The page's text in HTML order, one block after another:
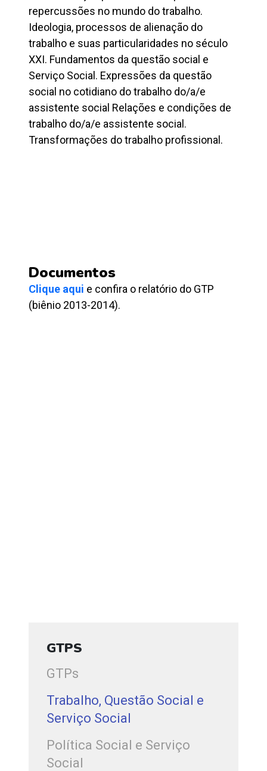
repercussões no mundo do trabalho.
Ideologia, processos de alienação do
trabalho e suas particularidades no século
XXI. Fundamentos da questão social e
Serviço Social. Expressões da questão
social no cotidiano do trabalho do/a/e
assistente social Relações e condições de
trabalho do/a/e assistente social.
Transformações do trabalho profissional.
Documentos
Clique aqui e confira o relatório do GTP
(biênio 2013-2014).
GTPS
GTPs
Trabalho, Questão Social e
Serviço Social
Política Social e Serviço
Social